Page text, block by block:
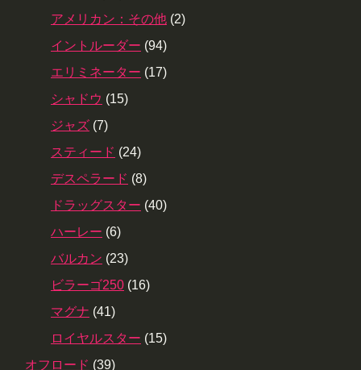
アメリカン：その他 (2)
イントルーダー (94)
エリミネーター (17)
シャドウ (15)
ジャズ (7)
スティード (24)
デスペラード (8)
ドラッグスター (40)
ハーレー (6)
バルカン (23)
ビラーゴ250 (16)
マグナ (41)
ロイヤルスター (15)
オフロード (39)